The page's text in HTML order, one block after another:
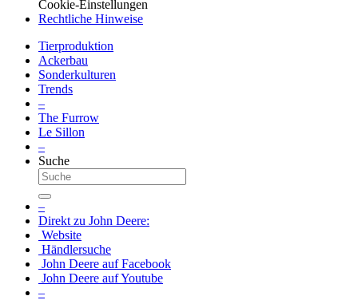
Cookie-Einstellungen
Recht­liche Hinweise
Tier­pro­duk­tion
Ackerbau
Sonder­kul­turen
Trends
–
The Furrow
Le Sillon
–
Suche
–
Direkt zu John Deere:
Website
Händ­ler­suche
John Deere auf Face­book
John Deere auf Youtube
–